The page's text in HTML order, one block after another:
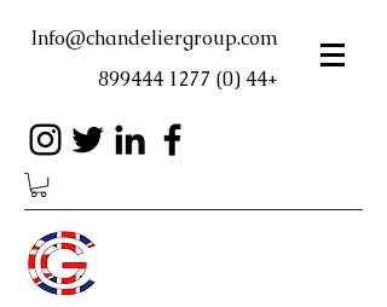
Info@chandeliergroup.com
+44 (0) 1277 899444